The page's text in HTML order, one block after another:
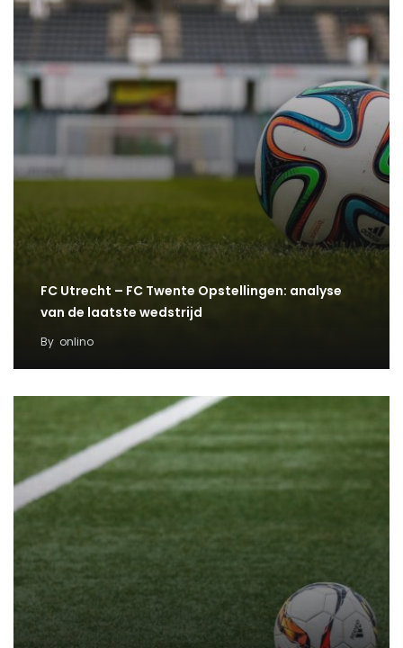
FC Utrecht – FC Twente Opstellingen: analyse
van de laatste wedstrijd
By onlino